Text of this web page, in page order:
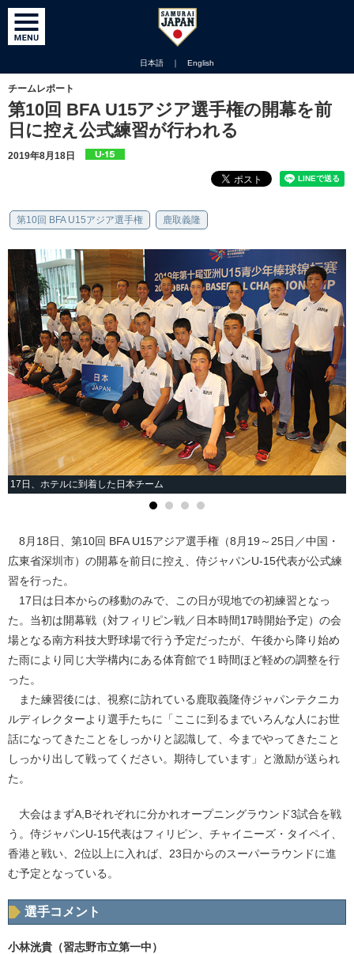
日本語 ｜ English
チームレポート
第10回 BFA U15アジア選手権の開幕を前
日に控え公式練習が行われる
2019年8月18日
第10回 BFA U15アジア選手権 鹿取義隆
17日、ホテルに到着した日本チーム
8月18日、第10回 BFA U15アジア選手権（8月19～25日／中国・
広東省深圳市）の開幕を前日に控え、侍ジャパンU-15代表が公式練
習を行った。
17日は日本からの移動のみで、この日が現地での初練習となっ
た。当初は開幕戦（対フィリピン戦／日本時間17時開始予定）の会
場となる南方科技大野球場で行う予定だったが、午後から降り始め
た雨により同じ大学構内にある体育館で１時間ほど軽めの調整を行
った。
また練習後には、視察に訪れている鹿取義隆侍ジャパンテクニカ
ルディレクターより選手たちに「ここに到るまでいろんな人にお世
話になってきたことをしっかりと認識して、今までやってきたこと
しっかり出して戦ってください。期待しています」と激励が送られ
た。
大会はまずA,Bそれぞれに分かれオープニングラウンド3試合を戦
う。侍ジャパンU-15代表はフィリピン、チャイニーズ・タイペイ、
香港と戦い、2位以上に入れば、23日からのスーパーラウンドに進
む予定となっている。
選手コメント
小林洸貴（習志野市立第一中）